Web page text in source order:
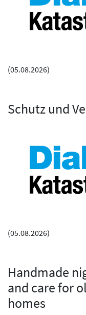
(05.08.2026)
Schutz und
(05.08.2026)
Handmade
and care for
homes